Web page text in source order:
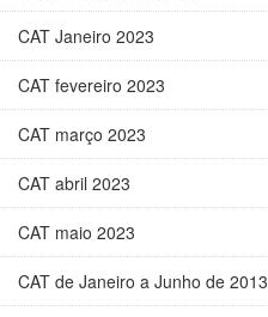
CAT Janeiro 2023
CAT fevereiro 2023
CAT março 2023
CAT abril 2023
CAT maio 2023
CAT de Janeiro a Junho de 2013